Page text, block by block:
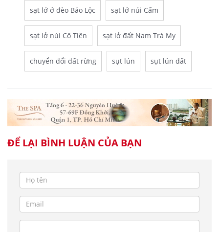
sạt lở ở đèo Bảo Lộc sạt lở núi Cấm
sạt lở núi Cô Tiên sạt lở đất Nam Trà My
chuyển đổi đất rừng sụt lún sụt lún đất
ĐỂ LẠI BÌNH LUẬN CỦA BẠN